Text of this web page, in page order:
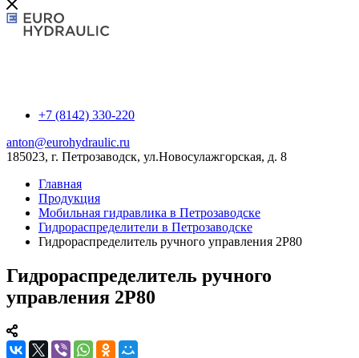
+7 (8142) 330-220
anton@eurohydraulic.ru
185023, г. Петрозаводск, ул.Новосулажгорская, д. 8
Главная
Продукция
Мобильная гидравлика в Петрозаводске
Гидрораспределители в Петрозаводске
Гидрораспределитель ручного управления 2P80
Гидрораспределитель ручного
управления 2P80